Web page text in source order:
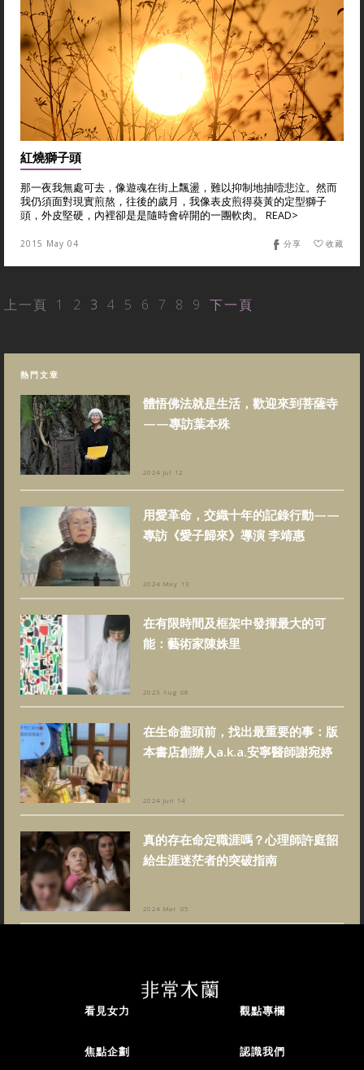
紅燒獅子頭
那一夜我無處可去，像遊魂在街上飄盪，難以抑制地抽噎悲泣。然而
我仍須面對現實煎熬，往後的歲月，我像表皮煎得葵黃的定型獅子
頭，外皮堅硬，內裡卻是是隨時會碎開的一團軟肉。 READ>
2015 May 04 收藏
分享
上一頁 1 2 3 4 5 6 7 8 9 下一頁
熱門文章
體悟佛法就是生活，歡迎來到菩薩寺
——專訪葉本殊
2024 Jul 12
用愛革命，交織十年的記錄行動——
專訪《愛子歸來》導演 李靖惠
2024 May 13
在有限時間及框架中發揮最大的可
能：藝術家陳姝里
2023 Aug 08
在生命盡頭前，找出最重要的事：版
本書店創辦人a.k.a.安寧醫師謝宛婷
2024 Jun 14
真的存在命定職涯嗎？心理師許庭韶
給生涯迷茫者的突破指南
2024 Mar 05
看見女力 觀點專欄
焦點企劃 認識我們